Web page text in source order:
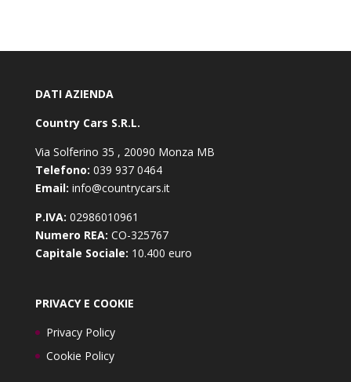
DATI AZIENDA
Country Cars S.R.L.
Via Solferino 35 , 20090 Monza MB
Telefono: 039 937 0464
Email: info@countrycars.it
P.IVA: 02986010961
Numero REA: CO-325767
Capitale Sociale: 10.400 euro
PRIVACY E COOKIE
Privacy Policy
Cookie Policy